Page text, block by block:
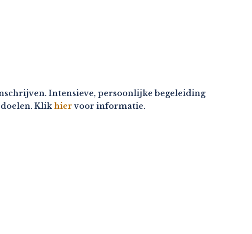
Intensieve, persoonlijke begeleiding
Klik hier voor informatie.